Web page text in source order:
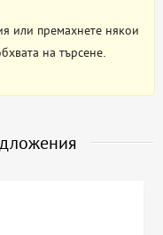
или премахнете някои
на търсене.